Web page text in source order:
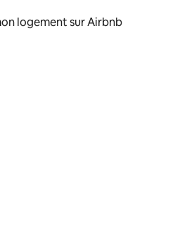
logement sur Airbnb